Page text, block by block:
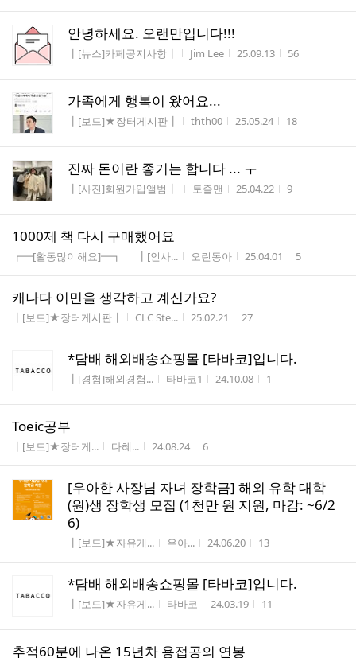
안녕하세요. 오랜만입니다!!!
게시판명
┃[뉴스]카페공지사항┃ 작성자
Jim Lee 작성시간
25.09.13 조회수
56
가족에게 행복이 왔어요...
게시판명
┃[보드]★장터게시판┃ 작성자
thth00 작성시간
25.05.24 조회수
18
진짜 돈이란 좋기는 합니다 ... ㅜ
게시판명
┃[사진]회원가입앨범┃ 작성자
토즐맨 작성시간
25.04.22 조회수
9
1000제 책 다시 구매했어요
게시판명
┏━[활동많이해요]━┓ ┃[인사... 작성자
오린동아 작성시간
25.04.01 조회수
5
캐나다 이민을 생각하고 계신가요?
게시판명
┃[보드]★장터게시판┃ 작성자
CLC Ste... 작성시간
25.02.21 조회수
27
*담배 해외배송쇼핑몰 [타바코]입니다.
게시판명
┃[경험]해외경험... 작성자
타바코1 작성시간
24.10.08 조회수
1
Toeic공부
게시판명
┃[보드]★장터게... 작성자
다혜... 작성시간
24.08.24 조회수
6
[우아한 사장님 자녀 장학금] 해외 유학 대학
(원)생 장학생 모집 (1천만 원 지원, 마감: ~6/2
6)
게시판명
┃[보드]★자유게... 작성자
우아... 작성시간
24.06.20 조회수
13
*담배 해외배송쇼핑몰 [타바코]입니다.
게시판명
┃[보드]★자유게... 작성자
타바코 작성시간
24.03.19 조회수
11
추적60분에 나온 15년차 용접공의 연봉